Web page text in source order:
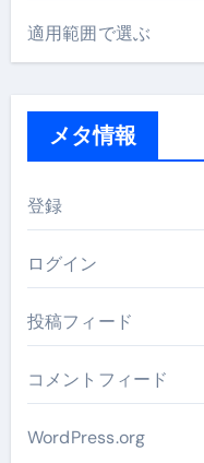
適用範囲で選ぶ
メタ情報
登録
ログイン
投稿フィード
コメントフィード
WordPress.org